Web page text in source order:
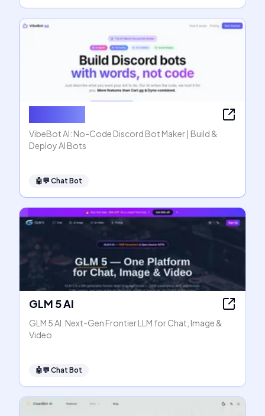
VibeBot AI: No-Code Discord Bot Maker | Build &
Deploy AI Bots
🤖💬 Chat Bot
GLM 5 AI
GLM 5 AI: Next-Gen Frontier LLM for Chat, Image &
Video
🤖💬 Chat Bot